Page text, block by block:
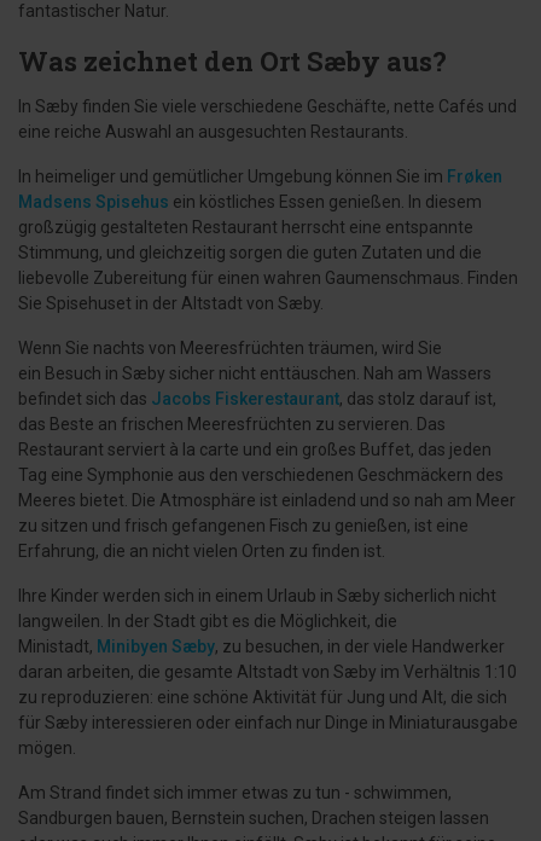
fantastischer Natur.
Was zeichnet den Ort Sæby aus?
In Sæby finden Sie viele verschiedene Geschäfte, nette Cafés und
eine reiche Auswahl an ausgesuchten Restaurants.
In heimeliger und gemütlicher Umgebung können Sie im Frøken
Madsens Spisehus ein köstliches Essen genießen. In diesem
großzügig gestalteten Restaurant herrscht eine entspannte
Stimmung, und gleichzeitig sorgen die guten Zutaten und die
liebevolle Zubereitung für einen wahren Gaumenschmaus. Finden
Sie Spisehuset in der Altstadt von Sæby.
Wenn Sie nachts von Meeresfrüchten träumen, wird Sie
ein Besuch in Sæby sicher nicht enttäuschen. Nah am Wassers
befindet sich das Jacobs Fiskerestaurant, das stolz darauf ist,
das Beste an frischen Meeresfrüchten zu servieren. Das
Restaurant serviert à la carte und ein großes Buffet, das jeden
Tag eine Symphonie aus den verschiedenen Geschmäckern des
Meeres bietet. Die Atmosphäre ist einladend und so nah am Meer
zu sitzen und frisch gefangenen Fisch zu genießen, ist eine
Erfahrung, die an nicht vielen Orten zu finden ist.
Ihre Kinder werden sich in einem Urlaub in Sæby sicherlich nicht
langweilen. In der Stadt gibt es die Möglichkeit, die
Ministadt, Minibyen Sæby, zu besuchen, in der viele Handwerker
daran arbeiten, die gesamte Altstadt von Sæby im Verhältnis 1:10
zu reproduzieren: eine schöne Aktivität für Jung und Alt, die sich
für Sæby interessieren oder einfach nur Dinge in Miniaturausgabe
mögen.
Am Strand findet sich immer etwas zu tun - schwimmen,
Sandburgen bauen, Bernstein suchen, Drachen steigen lassen